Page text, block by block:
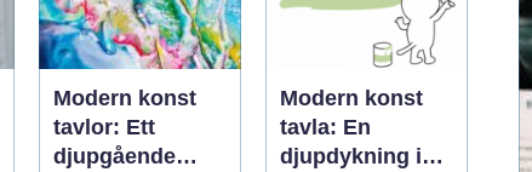
Modern konst
tavlor: Ett
djupgående
Modern konst
tavla: En
djupdykning i